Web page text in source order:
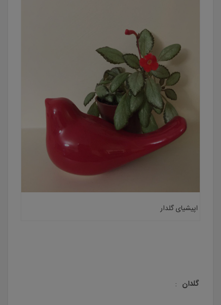
اپیشیای گلدار
گلدان :